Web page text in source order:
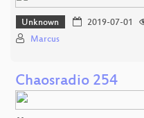
Unknown 2019-07-01
Marcus
Chaosradio 254